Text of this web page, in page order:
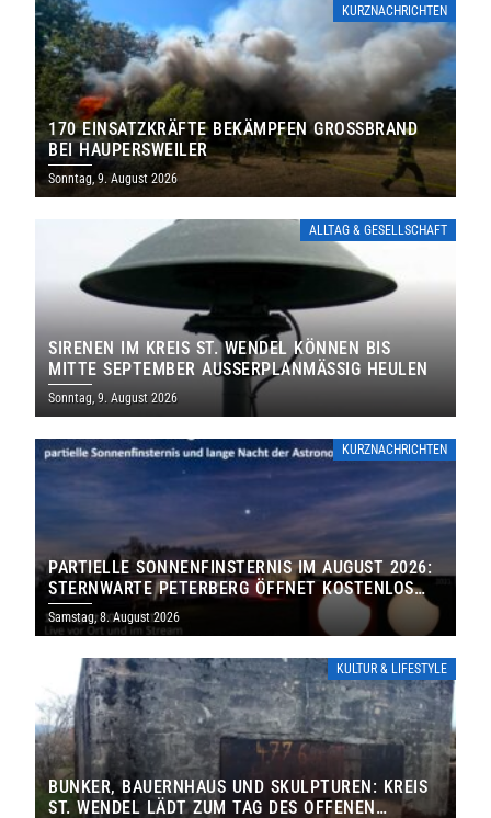
KURZNACHRICHTEN
170 EINSATZKRÄFTE BEKÄMPFEN GROSSBRAND B
EI HAUPERSWEILER
Sonntag, 9. August 2026
ALLTAG & GESELLSCHAFT
SIRENEN IM KREIS ST. WENDEL KÖNNEN BIS
MITTE SEPTEMBER AUSSERPLANMÄSSIG HEULEN
Sonntag, 9. August 2026
KURZNACHRICHTEN
PARTIELLE SONNENFINSTERNIS IM AUGUST 2026:
STERNWARTE PETERBERG ÖFFNET KOSTENLOS
IHRE TORE
Samstag, 8. August 2026
KULTUR & LIFESTYLE
BUNKER, BAUERNHAUS UND SKULPTUREN: KREIS
ST. WENDEL LÄDT ZUM TAG DES OFFENEN